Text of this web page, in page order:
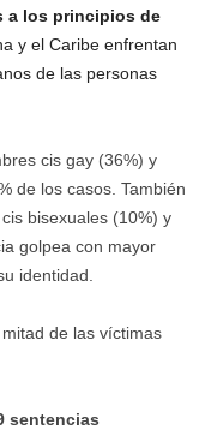
a los principios de
y el Caribe enfrentan
de las personas
cis gay (36%) y
de los casos. También
bisexuales (10%) y
golpea con mayor
identidad.
de las víctimas
sentencias